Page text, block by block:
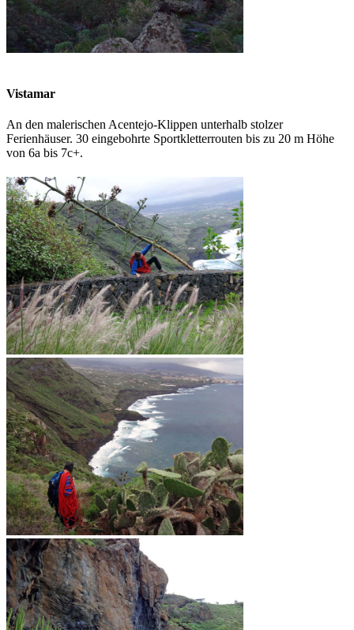
Vistamar
An den malerischen Acentejo-Klippen unterhalb stolzer
Ferienhäuser. 30 eingebohrte Sportkletterrouten bis zu 20 m Höhe
von 6a bis 7c+.